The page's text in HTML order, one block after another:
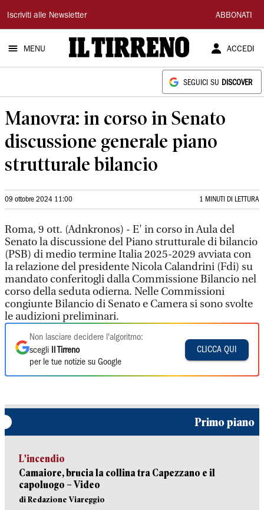
Il
Tirreno
Iscriviti alle Newsletter ABBONATI
MENU ACCEDI
SEGUICI SU DISCOVER
Manovra: in corso in Senato
discussione generale piano
strutturale bilancio
09 ottobre 2024 11:00 1 MINUTI DI LETTURA
Roma, 9 ott. (Adnkronos) - E' in corso in Aula del
Senato la discussione del Piano strutturale di bilancio
(PSB) di medio termine Italia 2025-2029 avviata con
la relazione del presidente Nicola Calandrini (Fdi) su
mandato conferitogli dalla Commissione Bilancio nel
corso della seduta odierna. Nelle Commissioni
congiunte Bilancio di Senato e Camera si sono svolte
le audizioni preliminari.
Non lasciare decidere l'algoritmo:
scegli
Il Tirreno
per le tue notizie su Google
CLICCA QUI
Primo piano
L'incendio
Camaiore, brucia la collina tra Capezzano e il
capoluogo – Video
di Redazione Viareggio